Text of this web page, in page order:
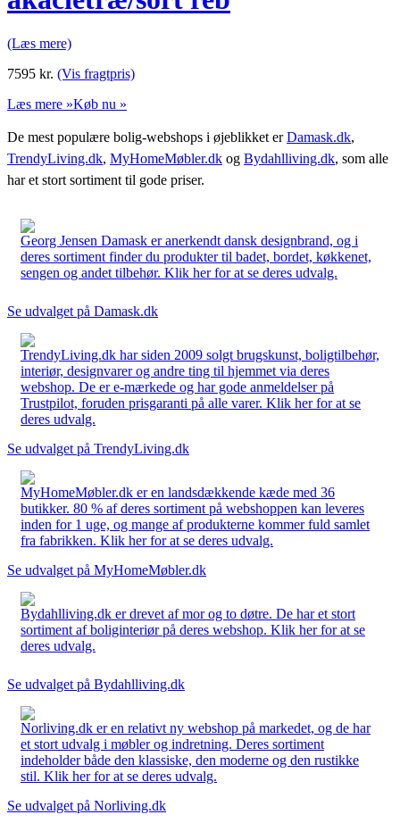
(Læs mere)
7595 kr. (Vis fragtpris)
Læs mere »Køb nu »
De mest populære bolig-webshops i øjeblikket erDamask.dk,
TrendyLiving.dk, MyHomeMøbler.dk og Bydahlliving.dk, som alle
har et stort sortiment til gode priser.
Georg Jensen Damask er anerkendt dansk designbrand, og i
deres sortiment finder du produkter til badet, bordet, køkkenet,
sengen og andet tilbehør. Klik her for at se deres udvalg.
Se udvalget på Damask.dk
TrendyLiving.dk har siden 2009 solgt brugskunst, boligtilbehør,
interiør, designvarer og andre ting til hjemmet via deres
webshop. De er e-mærkede og har gode anmeldelser på
Trustpilot, foruden prisgaranti på alle varer. Klik her for at se
deres udvalg.
Se udvalget på TrendyLiving.dk
MyHomeMøbler.dk er en landsdækkende kæde med 36
butikker. 80 % af deres sortiment på webshoppen kan leveres
inden for 1 uge, og mange af produkterne kommer fuld samlet
fra fabrikken. Klik her for at se deres udvalg.
Se udvalget på MyHomeMøbler.dk
Bydahlliving.dk er drevet af mor og to døtre. De har et stort
sortiment af boliginteriør på deres webshop. Klik her for at se
deres udvalg.
Se udvalget på Bydahlliving.dk
Norliving.dk er en relativt ny webshop på markedet, og de har
et stort udvalg i møbler og indretning. Deres sortiment
indeholder både den klassiske, den moderne og den rustikke
stil. Klik her for at se deres udvalg.
Se udvalget på Norliving.dk